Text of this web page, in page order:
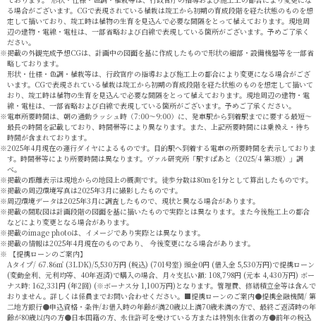
る場合がございます。CGで表現されている植栽は竣工から初期の育成段階を経た状態のものを想
定して描いており、竣工時は植物の生育を見込んで必要な間隔をとって植えております。現地周
辺の建物・電線・電柱は、一部省略および白線で表現している箇所がございます。予めご了承く
ださい。
掲載の外観完成予想CGは、計画中の図面を基に作成したもので形状の細部・設備機器等を一部省
略しております。
形状・仕様・色調・植栽等は、行政官庁の指導および施工上の都合により変更になる場合がござ
います。CGで表現されている植栽は竣工から初期の育成段階を経た状態のものを想定して描いて
おり、竣工時は植物の生育を見込んで必要な間隔をとって植えております。現地周辺の建物・電
線・電柱は、一部省略および白線で表現している箇所がございます。予めご了承ください。
電車所要時間は、朝の通勤ラッシュ時（7:00〜9:00）に、発車駅から到着駅までに要する最短〜
最長の時間を記載しており、時間帯等により異なります。また、上記所要時間には乗換え・待ち
時間が含まれております。
2025年4月現在の運行ダイヤによるものです。目的駅へ到着する電車の所要時間を表示しておりま
す。時間帯等により所要時間は異なります。ヴァル研究所「駅すぱあと（2025/4 第3版）」調
べ。
掲載の距離表示は現地からの地図上の概測です。徒歩分数は80mを1分として算出したものです。
掲載の周辺環境写真は2025年3月に撮影したものです。
周辺環境データは2025年3月に調査したもので、現状と異なる場合があります。
掲載の間取図は計画段階の図面を基に描いたもので実際とは異なります。また今後施工上の都合
などにより変更となる場合があります。
掲載のimage photoは、イメージであり実際とは異なります。
掲載の情報は2025年4月現在のものであり、 今後変更になる場合があります。
【提携ローンのご案内】
Aタイプ/ 67.86㎡ (3LDK)/5,530万円 (税込) (701号室) 頭金0円 (借入金 5,530万円)で提携ローン
(変動金利、元利均等、40年返済)で購入の場合、月々支払い額: 108,798円 (元本 4,430万円) ボー
ナス時: 162,331円 (年2回) (※ボーナス分 1,100万円)となります。管理費、修繕積立金等は含んで
おりません。詳しくは係員までお問い合わせください。■提携ローンのご案内●提携金融機関/ 第
二地方銀行●申込資格・条件/お借入時の年齢が満20歳以上満70歳未満の方で、最終ご返済時の年
齢が80歳以内の方●日本国籍の方、永住許可を受けている方または特別永住者の方●前年の税込